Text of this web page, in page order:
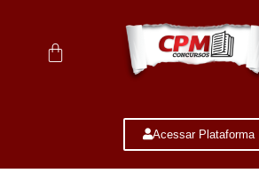
Acessar Plataforma